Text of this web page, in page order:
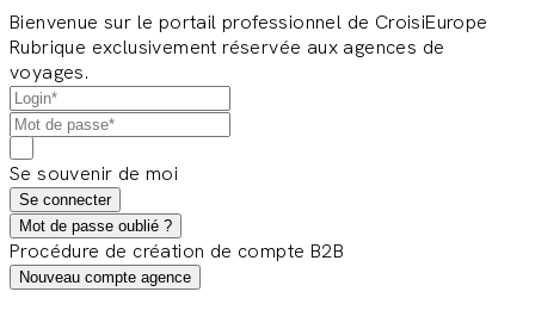
Bienvenue sur le portail professionnel de CroisiEurope
Rubrique exclusivement réservée aux agences de
voyages.
Se souvenir de moi
Se connecter
Mot de passe oublié ?
Procédure de création de compte B2B
Nouveau compte agence